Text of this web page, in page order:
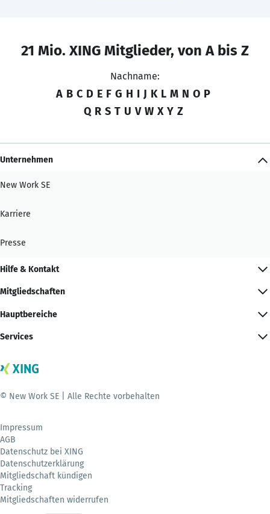
21 Mio. XING Mitglieder, von A bis Z
Nachname:
A B C D E F G H I J K L M N O P
Q R S T U V W X Y Z
Unternehmen
New Work SE
Karriere
Presse
Hilfe & Kontakt
Mitgliedschaften
Hauptbereiche
Services
© New Work SE | Alle Rechte vorbehalten
Impressum
AGB
Datenschutz bei XING
Datenschutzerklärung
Mitgliedschaft kündigen
Tracking
Mitgliedschaften widerrufen